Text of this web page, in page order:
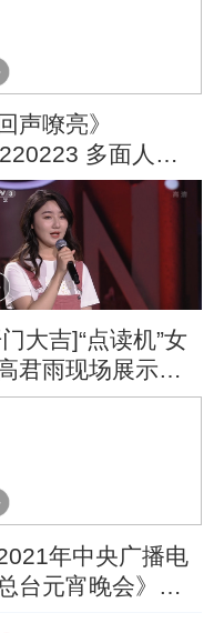
声嘹亮》
多面人生
丽
大吉]“点读机”女
君雨现场展示专
巧
2021年中央广播电
台元宵晚会》